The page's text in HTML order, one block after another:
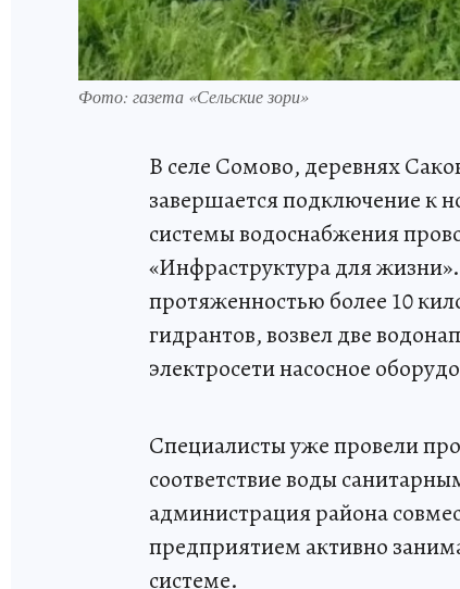
Фото: газета «Сельские зори»
В селе Сомово, деревнях
завершается подключение к
системы водоснабжения
«Инфраструктура для
протяженностью более 10
гидрантов, возвел две
электросети насосное
Специалисты уже провели
соответствие воды
администрация района
предприятием активно
системе.